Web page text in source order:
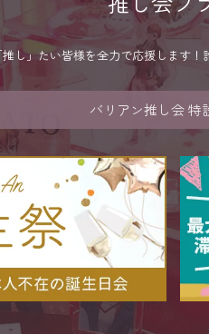
し」たい皆様を全力で応援します
バリアン推し会 特